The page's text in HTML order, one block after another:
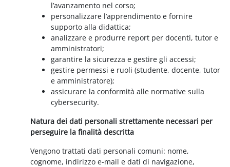
l’avanzamento nel corso;
personalizzare l’apprendimento e fornire
supporto alla didattica;
analizzare e produrre report per docenti, tutor e
amministratori;
garantire la sicurezza e gestire gli accessi;
gestire permessi e ruoli (studente, docente, tutor
e amministratore);
assicurare la conformità alle normative sulla
cybersecurity.
Natura dei dati personali strettamente necessari per
perseguire la finalità descritta
Vengono trattati dati personali comuni: nome,
cognome, indirizzo e-mail e dati di navigazione,